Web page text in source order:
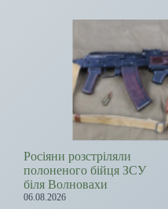
Росіяни розстріляли
полоненого бійця ЗСУ
біля Волновахи
06.08.2026